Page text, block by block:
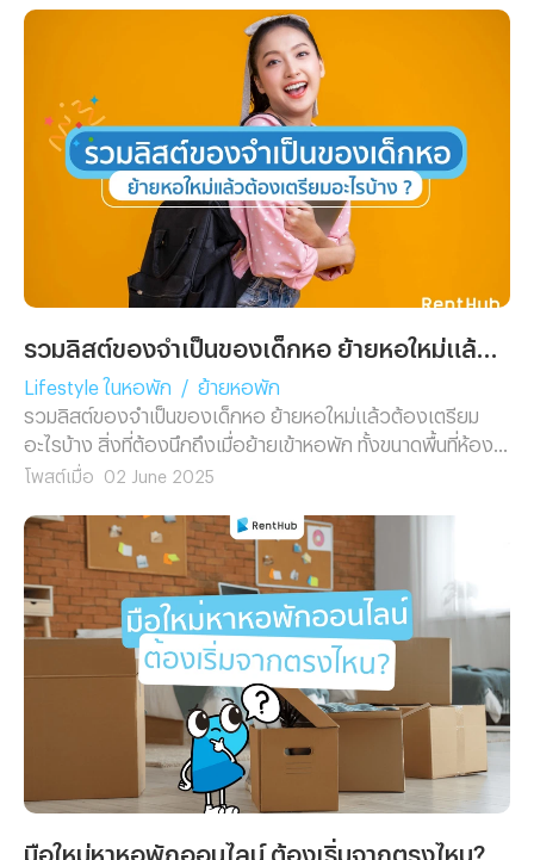
Lifestyle ในหอพัก /
ย้ายหอพัก
รวมลิสต์ของจำเป็นของเด็กหอ ย้ายหอใหม่แล้วต้องเตรียม
อะไรบ้าง สิ่งที่ต้องนึกถึงเมื่อย้ายเข้าหอพัก ทั้งขนาดพื้นที่ห้อง
ซึ่งส่วนใหญ่มีพื้นที่จำกัดทำให้นำของขนาดใหญ่ไปไม่ได้ งั้นลอง
โพสต์เมื่อ 02 June 2025
มือใหม่หาหอพักออนไลน์ ต้องเริ่มจากตรงไหน?